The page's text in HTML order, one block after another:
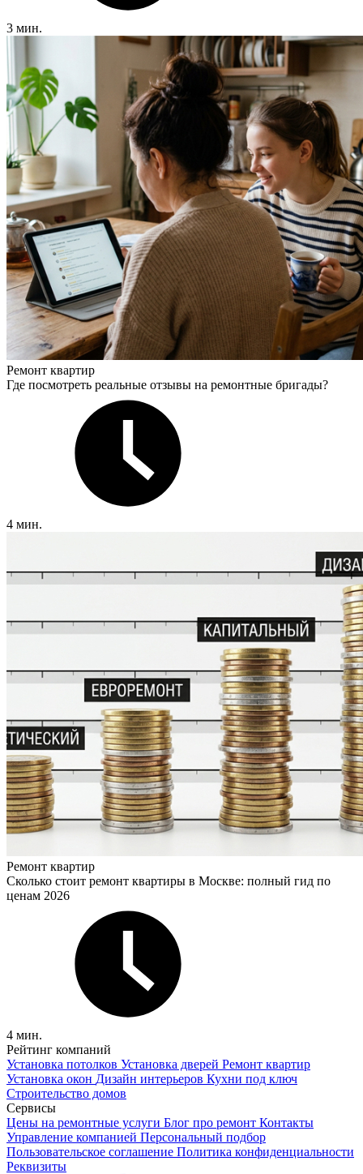
3 мин.
Ремонт квартир
Где посмотреть реальные отзывы на ремонтные бригады?
4 мин.
Ремонт квартир
Сколько стоит ремонт квартиры в Москве: полный гид по
ценам 2026
4 мин.
Рейтинг компаний
Установка потолков Установка дверей Ремонт квартир
Установка окон Дизайн интерьеров Кухни под ключ
Строительство домов
Сервисы
Цены на ремонтные услуги Блог про ремонт Контакты
Управление компанией Персональный подбор
Пользовательское соглашение Политика конфиденциальности
Реквизиты